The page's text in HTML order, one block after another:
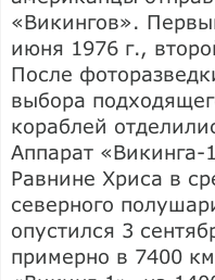
«Викингов».
июня 1976 г.,
После
выбора
кораблей
Аппарат «Викинга-
Равнине Хриса в
северного
опустился 3
примерно в 7400